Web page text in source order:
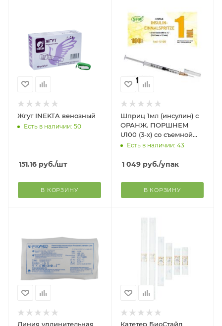
Жгут INEKTA венозный
Есть в наличии: 50
151.16 руб./шт
В КОРЗИНУ
Шприц 1мл (инсулин) с
ОРАНЖ. ПОРШНЕМ
U100 (3-х) со съемной
иглой 0,45х12-26 G SFM
Есть в наличии: 43
1 049руб./упак
В КОРЗИНУ
Линия удлинительная Катетер БиоСтайл